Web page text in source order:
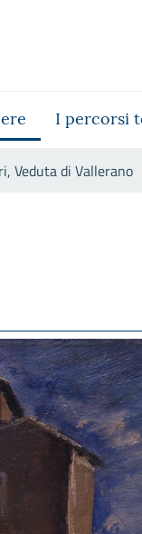
I percorsi
Veduta di Vallerano